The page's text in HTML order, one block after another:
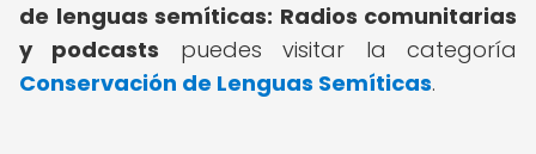
de lenguas semíticas: Radios comunitarias
y podcasts puedes visitar la categoría
Conservación de Lenguas Semíticas.